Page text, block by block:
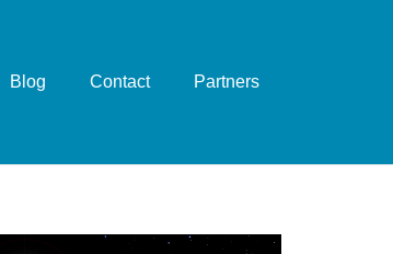
Blog Contact Partners